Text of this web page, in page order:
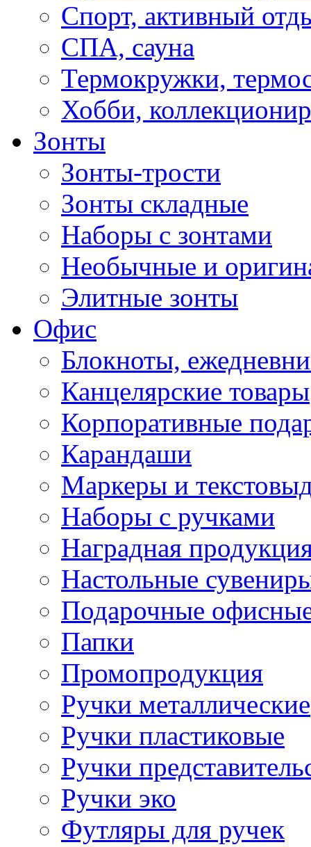
Спорт, активный
СПА, сауна
Термокружки,
Хобби,
Зонты
Зонты-трости
Зонты складные
Наборы с зонтами
Необычные и
Элитные зонты
Офис
Блокноты,
Канцелярские товары
Корпоративные
Карандаши
Маркеры и
Наборы с ручками
Наградная
Настольные
Подарочные
Папки
Промопродукция
Ручки металлические
Ручки пластиковые
Ручки
Ручки эко
Футляры для ручек